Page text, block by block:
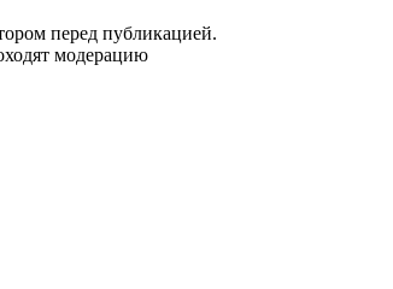
перед публикацией.
модерацию